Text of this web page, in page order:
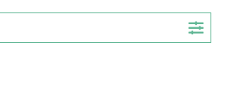
Hot Pancakes
Cupcakes y
Muffins
Novedades